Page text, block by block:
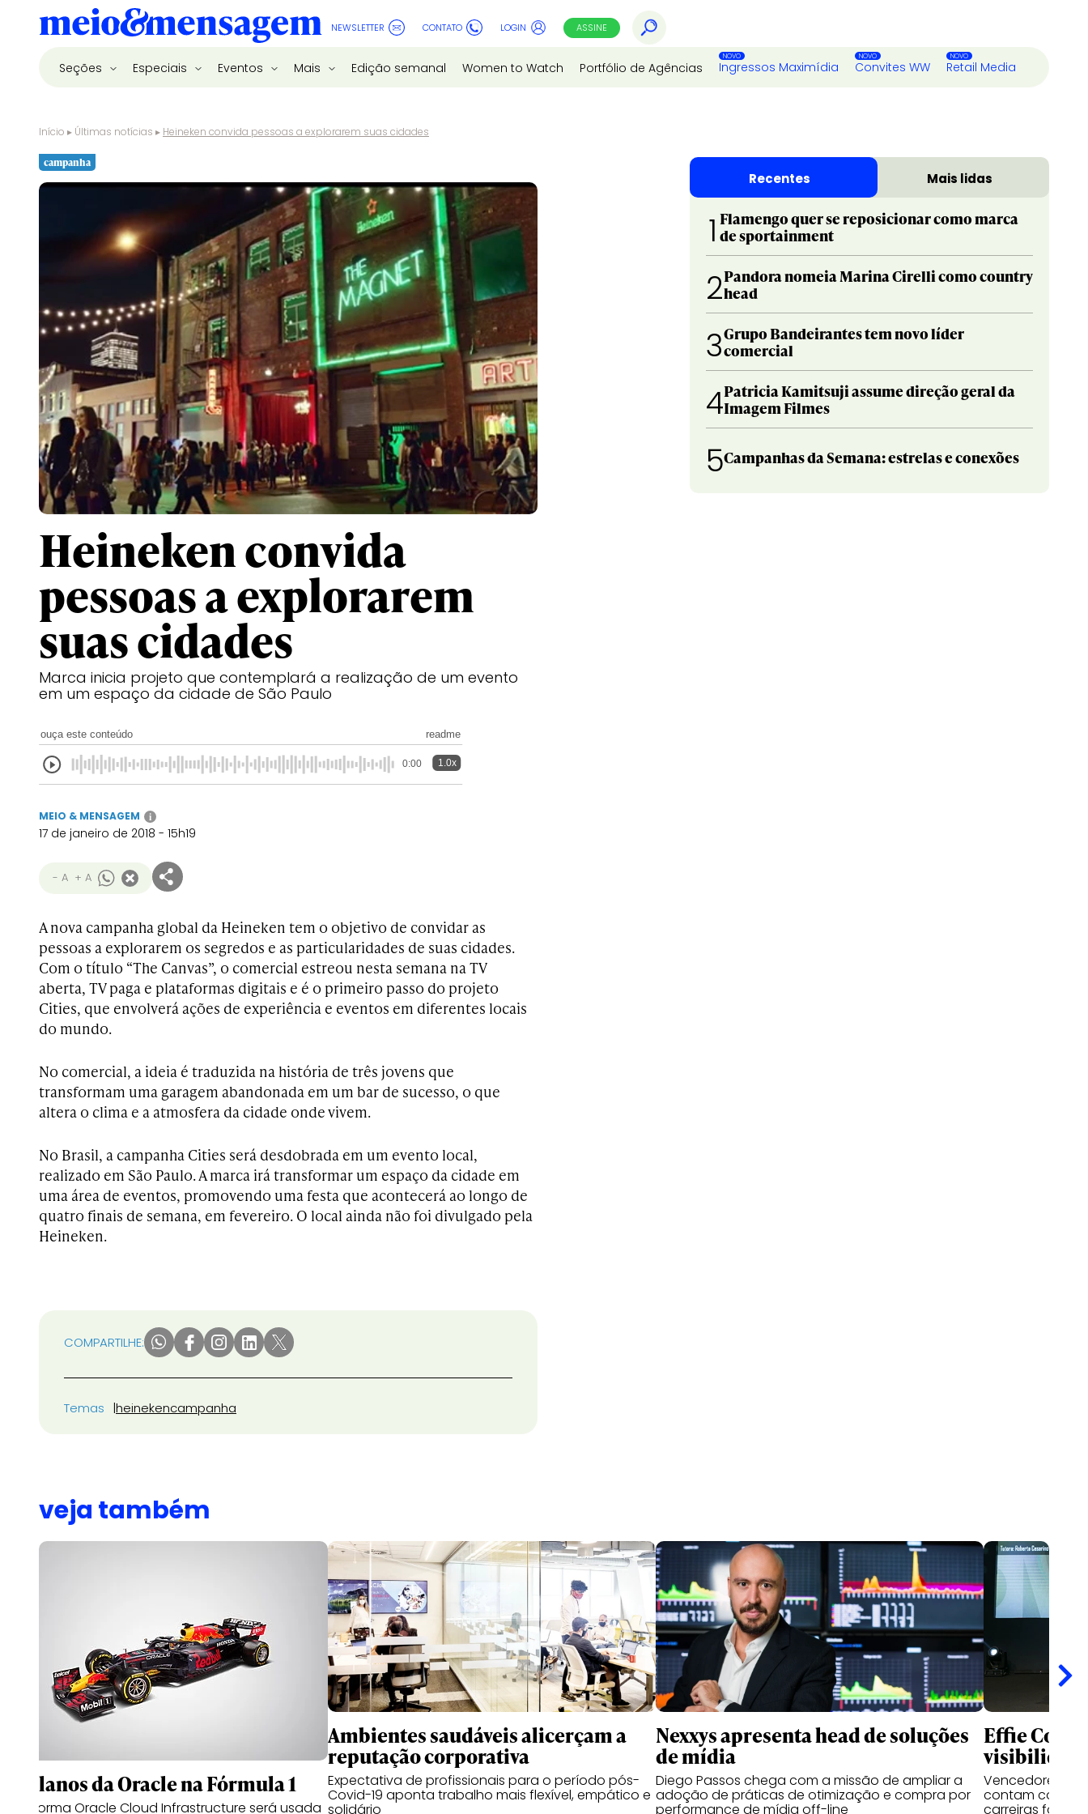
NEWSLETTER CONTATO LOGIN ASSINE
Seções Especiais Eventos Mais Edição semanal Women to Watch Portfólio de Agências Ingressos Maximídia Convites WW Retail Media
Início ▸ Últimas notícias ▸ Heineken convida pessoas a explorarem suas cidades
campanha
Heineken convida
pessoas a explorarem
suas cidades
Marca inicia projeto que contemplará a realização de um evento
em um espaço da cidade de São Paulo
ouça este conteúdo readme
0:00 1.0x
MEIO & MENSAGEM i
17 de janeiro de 2018 - 15h19
- A + A
A nova campanha global da Heineken tem o objetivo de convidar as
pessoas a explorarem os segredos e as particularidades de suas cidades.
Com o título “The Canvas”, o comercial estreou nesta semana na TV
aberta, TV paga e plataformas digitais e é o primeiro passo do projeto
Cities, que envolverá ações de experiência e eventos em diferentes locais
do mundo.
No comercial, a ideia é traduzida na história de três jovens que
transformam uma garagem abandonada em um bar de sucesso, o que
altera o clima e a atmosfera da cidade onde vivem.
No Brasil, a campanha Cities será desdobrada em um evento local,
realizado em São Paulo. A marca irá transformar um espaço da cidade em
uma área de eventos, promovendo uma festa que acontecerá ao longo de
quatro finais de semana, em fevereiro. O local ainda não foi divulgado pela
Heineken.
COMPARTILHE:
Temas heinekencampanha
Recentes Mais lidas
1 Flamengo quer se reposicionar como marca
de sportainment
2Pandora nomeia Marina Cirelli como country
head
3Grupo Bandeirantes tem novo líder
comercial
4Patricia Kamitsuji assume direção geral da
Imagem Filmes
5Campanhas da Semana: estrelas e conexões
veja também
Os planos da Oracle na Fórmula 1
Plataforma Oracle Cloud Infrastructure será usada
Ambientes saudáveis alicerçam a
reputação corporativa
Expectativa de profissionais para o período pós-
Covid-19 aponta trabalho mais flexível, empático e
solidário
Nexxys apresenta head de soluções
de mídia
Diego Passos chega com a missão de ampliar a
adoção de práticas de otimização e compra por
performance de mídia off-line
Effie
Vencedores
contam como
carreiras fora